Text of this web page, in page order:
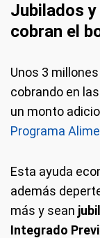
Jubilados y
cobran el
Unos 3
cobrando en
un monto
Programa
Esta ayuda
además
más y sean
Integrado